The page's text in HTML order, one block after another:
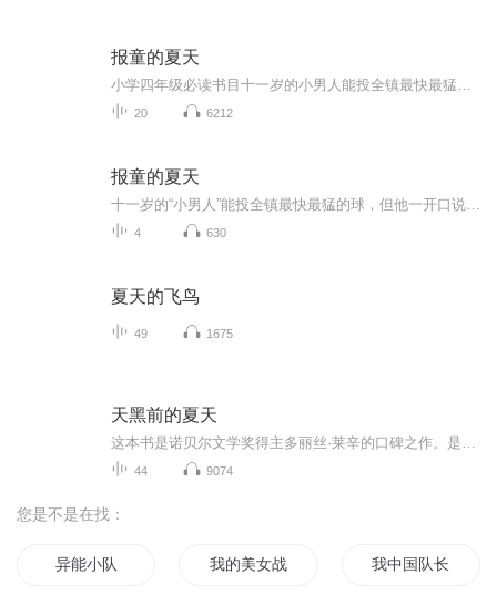
报童的夏天
20 6212
报童的夏天
4 630
夏天的飞鸟
49 1675
天黑前的夏天
44 9074
您是不是在找：
异能小队 我的美女战队 我中国队长